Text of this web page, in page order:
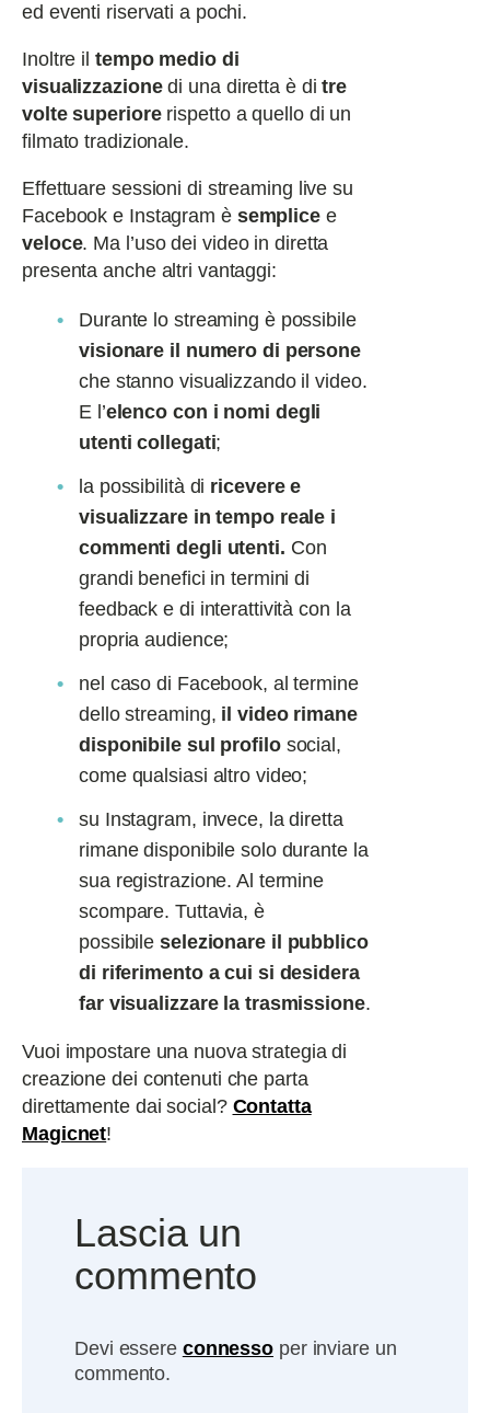
ed eventi riservati a pochi.
Inoltre il tempo medio di
visualizzazionedi una diretta è ditre
volte superiorerispetto a quello di un
filmato tradizionale.
Effettuare sessioni di streaming live su
Facebook e Instagram è semplice e
veloce. Ma l’uso dei video in diretta
presenta anche altri vantaggi:
Durante lo streaming è possibile
visionare il numero di persone
che stanno visualizzando il video.
E l’elenco con i nomi degli
utenti collegati;
la possibilità di ricevere e
visualizzare in tempo reale i
commenti degli utenti. Con
grandi benefici in termini di
feedback e di interattività con la
propria audience;
nel caso di Facebook, al termine
dello streaming, il video rimane
disponibile sul profilo social,
come qualsiasi altro video;
su Instagram, invece, la diretta
rimane disponibile solo durante la
sua registrazione. Al termine
scompare. Tuttavia, è
possibileselezionare il pubblico
di riferimento a cui si desidera
far visualizzare la trasmissione.
Vuoi impostare una nuova strategia di
creazione dei contenuti che parta
direttamente dai social? Contatta
Magicnet!
Lascia un
commento
Devi essere connesso per inviare un
commento.